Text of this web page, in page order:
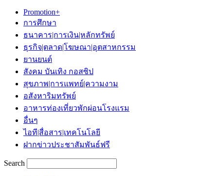
Promotion+
การศึกษา
ธนาคาร|การเงิน|หลักทรัพย์
ธุรกิจ|ตลาด|โฆษณา|อุตสาหกรรม
ยานยนต์
สังคม บันเทิง กอสซิป
สุขภาพ|การแพทย์|ความงาม
อสังหาริมทรัพย์
อาหารท่องเที่ยวพักผ่อนโรงแรม
อื่นๆ
ไอที|สื่อสาร|เทคโนโลยี
ฝากข่าวประชาสัมพันธ์ฟรี
Search